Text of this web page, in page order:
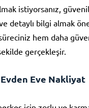
istiyorsanız,
detaylı bilgi almak
hem daha
gerçekleşir.
Eve Nakliyat